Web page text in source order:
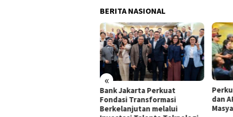
BERITA NASIONAL
«
Perkuat Literasi Pindar, PWI
dan AFPI Bersinergi Lindungi
Masyarakat dari Pinjol Ilegal